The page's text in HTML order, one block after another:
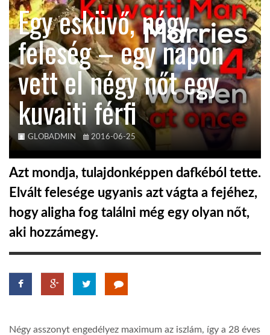
TROPICALMAGAZIN
GLOBOTV
AFRIKA TUDÁSTÁR
A NAP SZÉPE
LINKTR.EE
GLOBOZSARU
DOBRAVERO.HU
GLOBOBOOK
Egy esküvő, négy
feleség – egy napon
vett el négy nőt egy
kuvaiti férfi
GLOBADMIN 2016-06-25
Azt mondja, tulajdonképpen dafkéból tette.
Elvált felesége ugyanis azt vágta a fejéhez,
hogy aligha fog találni még egy olyan nőt,
aki hozzámegy.
Négy asszonyt engedélyez maximum az iszlám, így a 28 éves